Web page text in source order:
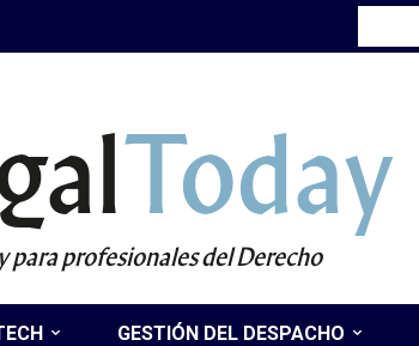
Today
para profesionales del Derecho
GESTIÓN DEL DESPACHO